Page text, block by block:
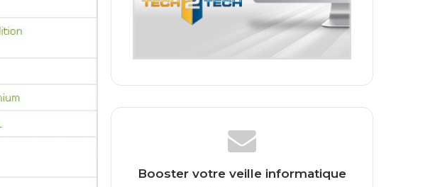
Booster votre veille informatique